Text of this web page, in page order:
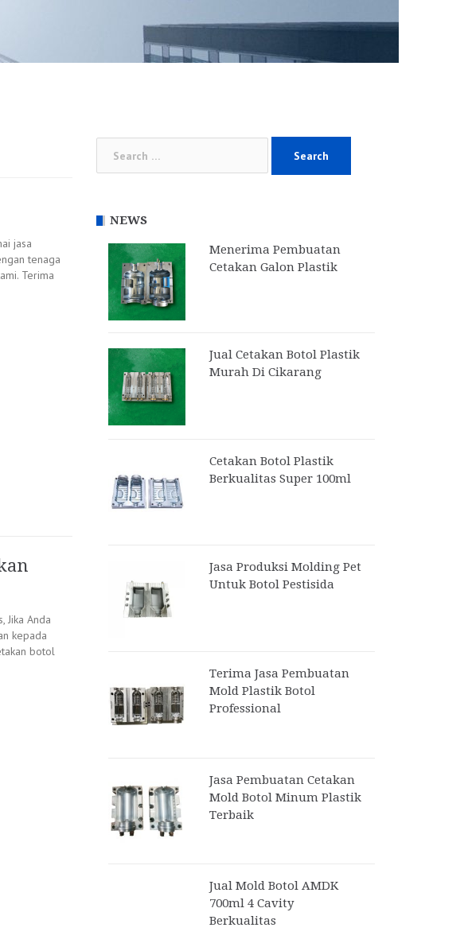
jasa
tenaga
Terima
Jika Anda
kepada
botol
NEWS
Menerima Pembuatan
Cetakan Galon Plastik
Jual Cetakan Botol Plastik
Murah Di Cikarang
Cetakan Botol Plastik
Berkualitas Super 100ml
Jasa Produksi Molding Pet
Untuk Botol Pestisida
Terima Jasa Pembuatan
Mold Plastik Botol
Professional
Jasa Pembuatan Cetakan
Mold Botol Minum Plastik
Terbaik
Jual Mold Botol AMDK
700ml 4 Cavity
Berkualitas